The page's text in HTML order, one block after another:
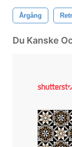
Årgång
Du Kanske